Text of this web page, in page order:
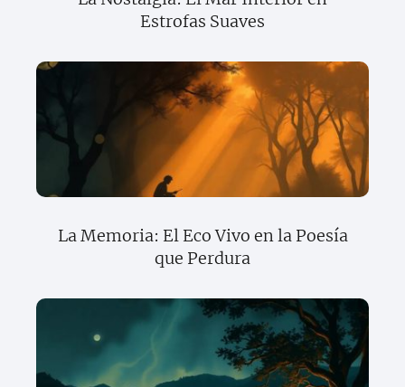
Estrofas Suaves
La Memoria: El Eco Vivo en la Poesía
que Perdura